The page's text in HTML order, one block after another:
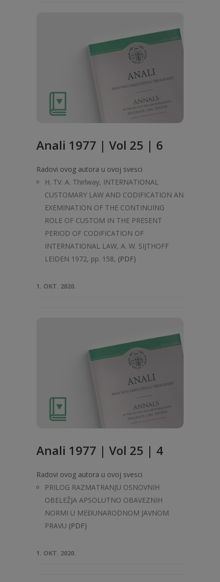
Anali 1977 | Vol 25 | 6
Radovi ovog autora u ovoj svesci
H. TV. A. Thirlway, INTERNATIONAL
CUSTOMARY LAW AND CODIFICATION AN
EXEMINATION OF THE CONTINUING
ROLE OF CUSTOM IN THE PRESENT
PERIOD OF CODIFICATION OF
INTERNATIONAL LAW, A. W. SIJTHOFF
LEIDEN 1972, pp. 158, (PDF)
1. OKT. 2020.
Anali 1977 | Vol 25 | 4
Radovi ovog autora u ovoj svesci
PRILOG RAZMATRANJU OSNOVNIH
OBELEŽJA APSOLUTNO OBAVEZNIH
NORMI U MEĐUNARODNOM JAVNOM
PRAVU (PDF)
1. OKT. 2020.